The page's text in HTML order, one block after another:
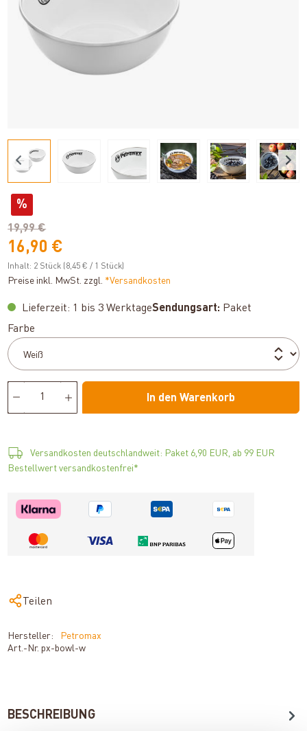
%
19,99 €
16,90 €
Inhalt: 2 Stück (8,45 € / 1 Stück)
Preise inkl. MwSt. zzgl. *Versandkosten
Lieferzeit: 1 bis 3 WerktageSendungsart: Paket
Farbe
In den Warenkorb
Versandkosten deutschlandweit: Paket 6,90 EUR, ab 99 EUR
Bestellwert versandkostenfrei*
Teilen
Hersteller:
Petromax
Art.-Nr. px-bowl-w
BESCHREIBUNG